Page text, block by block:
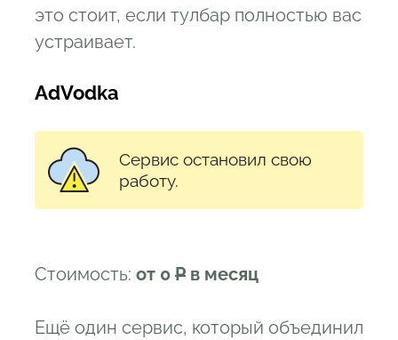
это стоит, если тулбар полностью вас
устраивает.
AdVodka
Сервис остановил свою
работу.
Стоимость: от 0 Р в месяц
Ещё один сервис, который объединил